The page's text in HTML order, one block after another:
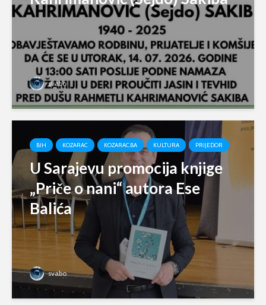
svabo
BIH KOZARAC KOZARAC.BA KULTURA PRIJEDOR
U Sarajevu promocija knjige
„Priče o nani“ autora Ese
Balića
svabo